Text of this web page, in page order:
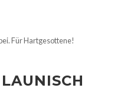
Für Hartgesottene!